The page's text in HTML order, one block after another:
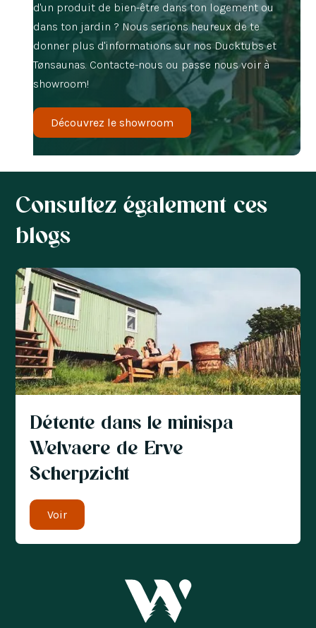
d'un produit de bien-être dans ton logement ou
dans ton jardin ? Nous serions heureux de te
donner plus d'informations sur nos Ducktubs et
Tønsaunas. Contacte-nous ou passe nous voir à
showroom!
Découvrez le showroom
Consultez également ces
blogs
Détente dans le minispa
Welvaere de Erve
Scherpzicht
Voir